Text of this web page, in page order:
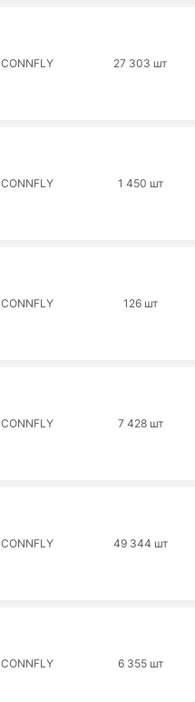
CONNFLY 27 303 шт
CONNFLY 1 450 шт
CONNFLY 126 шт
CONNFLY 7 428 шт
CONNFLY 49 344 шт
CONNFLY 6 355 шт